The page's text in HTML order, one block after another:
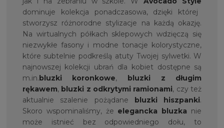
dominuje kolekcja ponadczasowa, dzięki której
stworzysz różnorodne stylizacje na każdą okazję.
Na wirtualnych półkach sklepowych wdzięczą się
niezwykłe fasony i modne tonacje kolorystyczne,
które subtelnie podkreślą atuty Twojej sylwetki. W
najnowszej kolekcji ubrań dla kobiet dostępne są
m.in. bluzki koronkowe,
bluzki z długim
rękawem, bluzki z odkrytymi ramionami, czy też
aktualnie szalenie pożądane
bluzki hiszpanki.
Skoro wspominaliśmy, że elegancka bluzka nie
może istnieć bez odpowiedniego dołu, to